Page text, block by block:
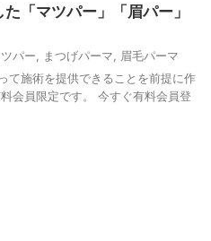
「マツパー」「眉パー」
パー まつげパーマ
眉毛パーマ
て施術を提供できることを前提に作
会員限定です。 今すぐ有料会員登